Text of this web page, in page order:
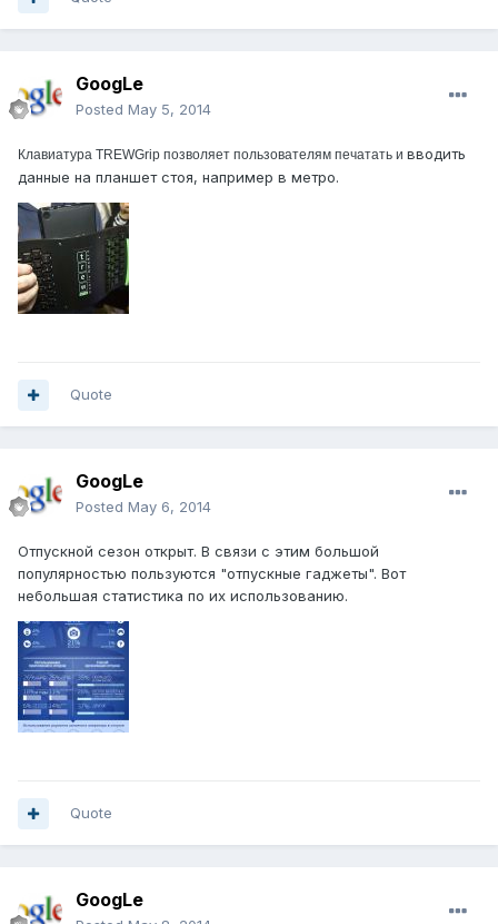
GoogLe
Posted May 5, 2014
Клавиатура TREWGrip позволяет пользователям печатать и вводить
данные на планшет стоя, например в метро.
Quote
GoogLe
Posted May 6, 2014
Отпускной сезон открыт. В связи с этим большой
популярностью пользуются "отпускные гаджеты". Вот
небольшая статистика по их использованию.
Quote
GoogLe